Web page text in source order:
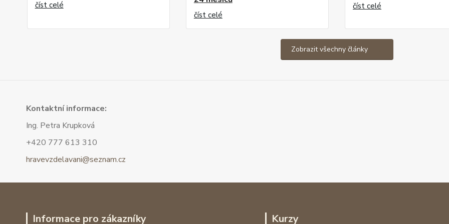
číst celé
číst celé
číst celé
Zobrazit všechny články
Kontaktní informace:
Ing. Petra Krupková
+420 777 613 310
hravevzdelavani@seznam.cz
Informace pro zákazníky Kurzy